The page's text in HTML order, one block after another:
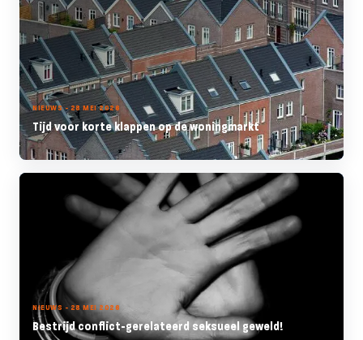
NIEUWS - 28 MEI 2026
Tijd voor korte klappen op de woningmarkt
NIEUWS - 28 MEI 2026
Bestrijd conflict-gerelateerd seksueel geweld!